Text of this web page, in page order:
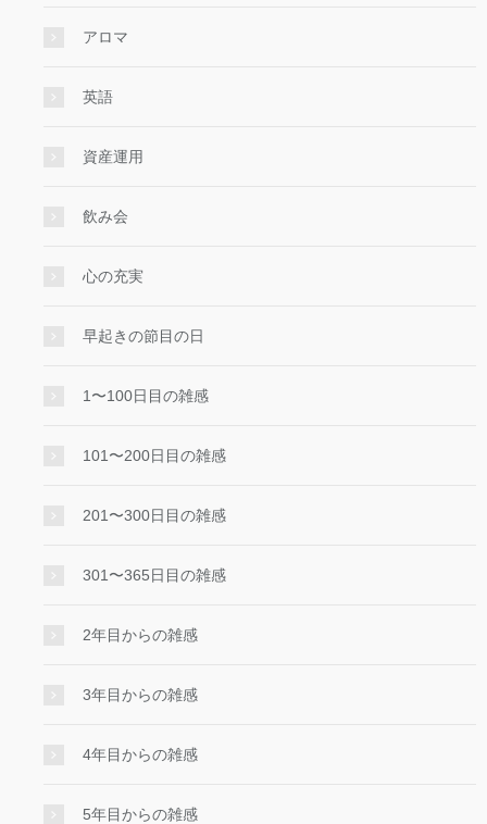
アロマ
英語
資産運用
飲み会
心の充実
早起きの節目の日
1〜100日目の雑感
101〜200日目の雑感
201〜300日目の雑感
301〜365日目の雑感
2年目からの雑感
3年目からの雑感
4年目からの雑感
5年目からの雑感